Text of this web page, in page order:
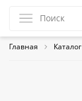
Главная Каталог